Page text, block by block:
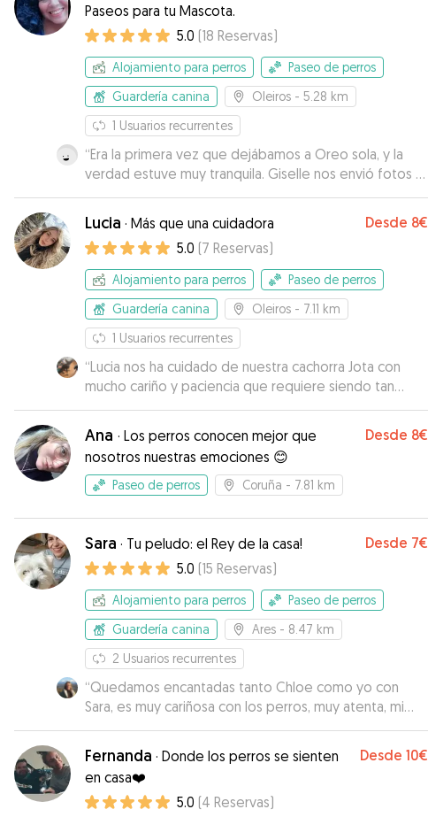
Paseos para tu Mascota.
5.0 (18 Reservas)
Alojamiento para perros
Paseo de perros
Guardería canina
Oleiros - 5.28 km
1 Usuarios recurrentes
“Era la primera vez que dejábamos a Oreo sola, y la
verdad estuve muy tranquila. Giselle nos envió fotos y
estuvo pendiente. Cuando la recogimos la vimos
contenta. La tendremos en cuenta para próximas
veces.
Lucia · Más que una cuidadora Desde 8€
5.0 (7 Reservas)
Alojamiento para perros
Paseo de perros
Guardería canina
Oleiros - 7.11 km
1 Usuarios recurrentes
“Lucia nos ha cuidado de nuestra cachorra Jota con
mucho cariño y paciencia que requiere siendo tan
pequeña. Informada durante el día con mensajes y
fotos que me dio mucha tranquilidad. Una excelente
cuidadora 🥰”
Ana · Los perros conocen mejor que
nosotros nuestras emociones 😊
Desde 8€
Paseo de perros Coruña - 7.81 km
Sara · Tu peludo: el Rey de la casa! Desde 7€
5.0 (15 Reservas)
Alojamiento para perros
Paseo de perros
Guardería canina
Ares - 8.47 km
2 Usuarios recurrentes
“Quedamos encantadas tanto Chloe como yo con
Sara, es muy cariñosa con los perros, muy atenta, mi
perrita estuvo a cuerpo de rey con ella. Muchas
gracias, Sara. Repetiremos. Besos
Fernanda · Donde los perros se sienten
en casa❤️
Desde 10€
5.0 (4 Reservas)